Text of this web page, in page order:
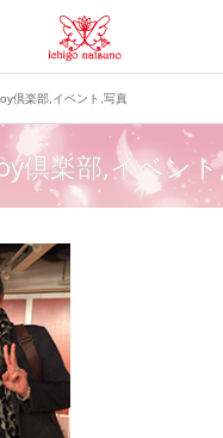
倶楽部,イベント,写真
倶楽部,イベン